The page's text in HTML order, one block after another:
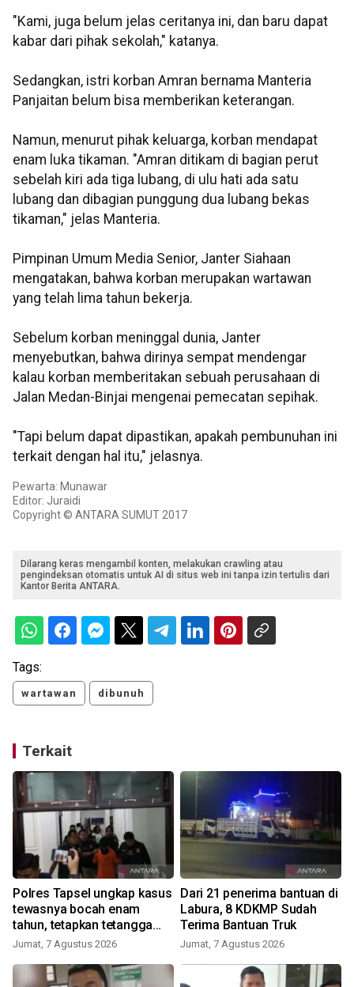
"Kami, juga belum jelas ceritanya ini, dan baru dapat
kabar dari pihak sekolah," katanya.
Sedangkan, istri korban Amran bernama Manteria
Panjaitan belum bisa memberikan keterangan.
Namun, menurut pihak keluarga, korban mendapat
enam luka tikaman. "Amran ditikam di bagian perut
sebelah kiri ada tiga lubang, di ulu hati ada satu
lubang dan dibagian punggung dua lubang bekas
tikaman," jelas Manteria.
Pimpinan Umum Media Senior, Janter Siahaan
mengatakan, bahwa korban merupakan wartawan
yang telah lima tahun bekerja.
Sebelum korban meninggal dunia, Janter
menyebutkan, bahwa dirinya sempat mendengar
kalau korban memberitakan sebuah perusahaan di
Jalan Medan-Binjai mengenai pemecatan sepihak.
"Tapi belum dapat dipastikan, apakah pembunuhan ini
terkait dengan hal itu," jelasnya.
Pewarta: Munawar
Editor: Juraidi
Copyright © ANTARA SUMUT 2017
Dilarang keras mengambil konten, melakukan crawling atau
pengindeksan otomatis untuk AI di situs web ini tanpa izin tertulis dari
Kantor Berita ANTARA.
Tags:
wartawan dibunuh
Terkait
Polres Tapsel ungkap kasus
tewasnya bocah enam
tahun, tetapkan tetangga
korban sebagai tersangka
Jumat, 7 Agustus 2026
Dari 21 penerima bantuan di
Labura, 8 KDKMP Sudah
Terima Bantuan Truk
Jumat, 7 Agustus 2026